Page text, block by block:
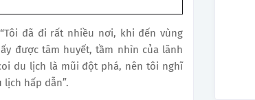
đã đi rất nhiều nơi, khi đến vùng
được tâm huyết, tầm nhìn của lãnh
du lịch là mũi đột phá, nên tôi nghĩ
hấp dẫn”.